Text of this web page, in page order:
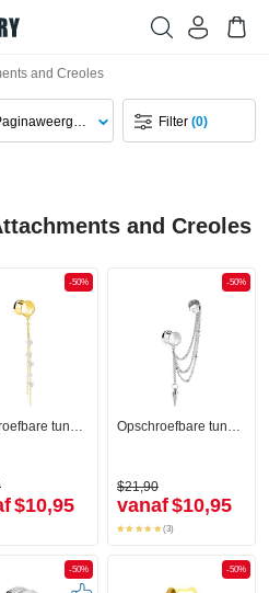
and Creoles
Paginaweergave Filter(0)
and Creoles
-50%
Opschroefbare tunnel (staal, goud, glanzende afwerking) met ketting en bloemenhangertje
$10,95
-50%
Opschroefbare tunnel (staal, zilver, glanzende afwerking) met ketting
$21,90
vanaf$10,95
(3)
-50% -50%